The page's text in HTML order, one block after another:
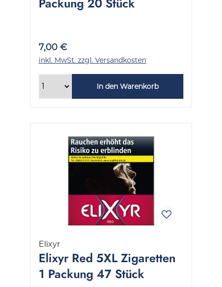
7,00 €
inkl. MwSt. zzgl. Versandkosten
In den Warenkorb
Elixyr
Elixyr Red 5XL Zigaretten
1 Packung 47 Stück